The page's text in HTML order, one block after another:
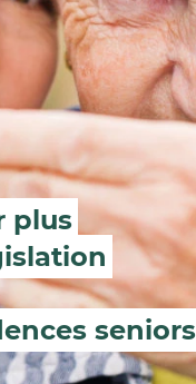
plus
seniors